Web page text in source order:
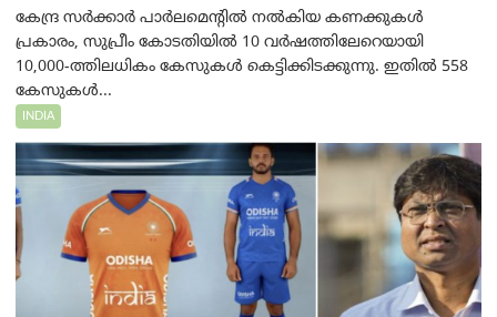
കേന്ദ്ര സർക്കാർ പാർലമെന്റിൽ നൽകിയ കണക്കുകൾ
പ്രകാരം, സുപ്രീം കോടതിയിൽ 10 വർഷത്തിലേറെയായി
10,000-ത്തിലധികം കേസുകൾ കെട്ടിക്കിടക്കുന്നു. ഇതിൽ 558
കേസുകൾ...
INDIA